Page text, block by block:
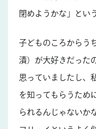
閉めようかな」とい
子どものころからう
漬）が大好きだった
思っていましたし、
を知ってもらうため
られるんじゃないか